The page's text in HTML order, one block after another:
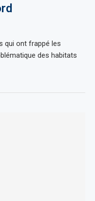
qui ont frappé les
des habitats